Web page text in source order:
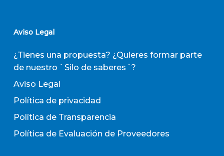
Aviso Legal
¿Tienes una propuesta? ¿Quieres formar parte
de nuestro `Silo de saberes´?
Aviso Legal
Política de privacidad
Política de Transparencia
Política de Evaluación de Proveedores